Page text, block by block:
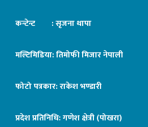
कन्टेन्ट : सृजना थापा
मल्टिमिडिया: तिमोफी मिजार नेपाली
फोटो पत्रकार: राकेश भण्डारी
प्रदेश प्रतिनिधि: गणेश क्षेत्री (पोखरा)